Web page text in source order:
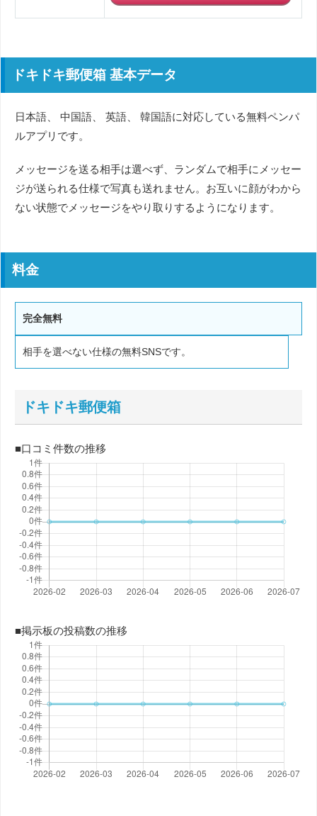
ドキドキ郵便箱 基本データ
日本語、 中国語、 英語、 韓国語に対応している無料ペンパ
ルアプリです。
メッセージを送る相手は選べず、ランダムで相手にメッセー
ジが送られる仕様で写真も送れません。お互いに顔がわから
ない状態でメッセージをやり取りするようになります。
料金
完全無料
相手を選べない仕様の無料SNSです。
ドキドキ郵便箱
■口コミ件数の推移
■掲示板の投稿数の推移